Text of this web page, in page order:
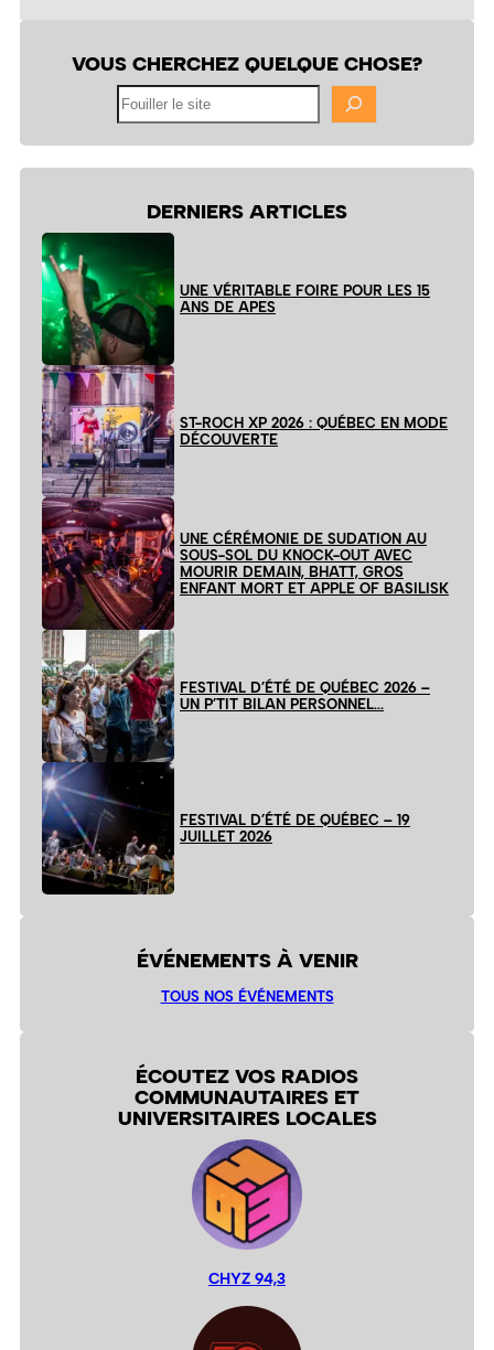
VOUS CHERCHEZ QUELQUE CHOSE?
DERNIERS ARTICLES
UNE VÉRITABLE FOIRE POUR LES 15
ANS DE APES
ST-ROCH XP 2026 : QUÉBEC EN MODE
DÉCOUVERTE
UNE CÉRÉMONIE DE SUDATION AU
SOUS-SOL DU KNOCK-OUT AVEC
MOURIR DEMAIN, BHATT, GROS
ENFANT MORT ET APPLE OF BASILISK
FESTIVAL D’ÉTÉ DE QUÉBEC 2026 –
UN P’TIT BILAN PERSONNEL…
FESTIVAL D’ÉTÉ DE QUÉBEC – 19
JUILLET 2026
ÉVÉNEMENTS À VENIR
TOUS NOS ÉVÉNEMENTS
ÉCOUTEZ VOS RADIOS
COMMUNAUTAIRES ET
UNIVERSITAIRES LOCALES
CHYZ 94,3